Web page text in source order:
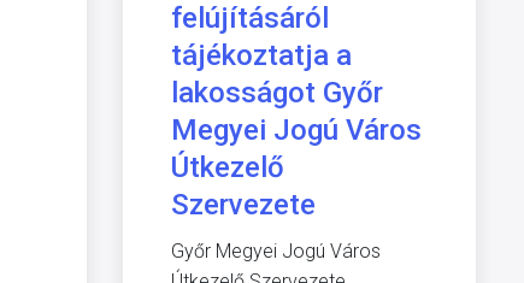
felújításáról
tájékoztatja a
lakosságot Győr
Megyei Jogú Város
Útkezelő
Szervezete
Győr Megyei Jogú Város